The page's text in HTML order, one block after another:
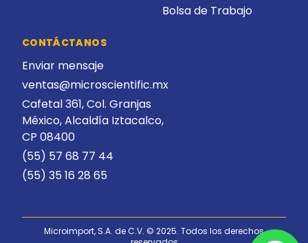
Bolsa de Trabajo
CONTÁCTANOS
Enviar mensaje
ventas@microscientific.mx
Cafetal 361, Col. Granjas
México, Alcaldía Iztacalco,
CP 08400
(55) 57 68 77 44
(55) 35 16 28 65
Microimport, S.A. de C.V. © 2025. Todos los derechos